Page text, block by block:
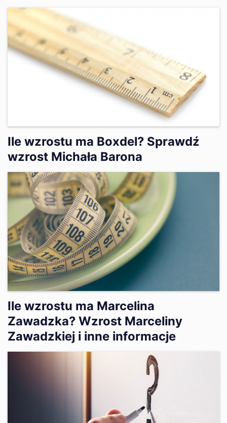
Ile wzrostu ma Boxdel? Sprawdź
wzrost Michała Barona
Ile wzrostu ma Marcelina
Zawadzka? Wzrost Marceliny
Zawadzkiej i inne informacje